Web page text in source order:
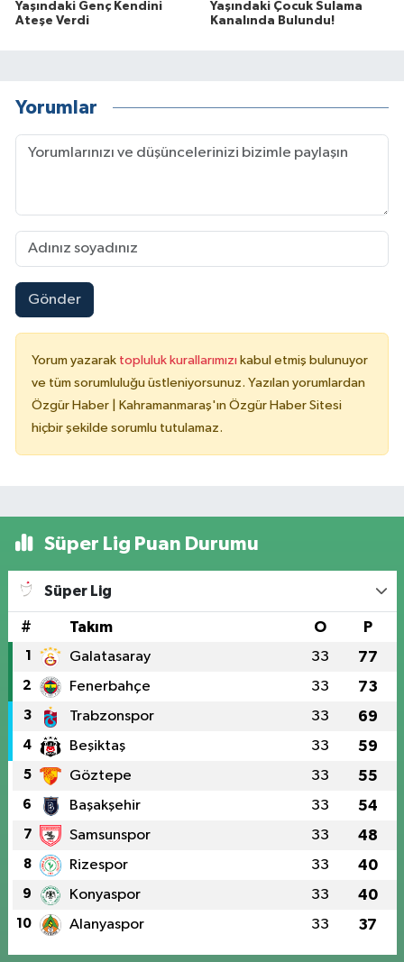
Yaşındaki Genç Kendini
Ateşe Verdi
Yaşındaki Çocuk Sulama
Kanalında Bulundu!
Yorumlar
Gönder
Yorum yazarak topluluk kurallarımızı kabul etmiş bulunuyor
ve tüm sorumluluğu üstleniyorsunuz. Yazılan yorumlardan
Özgür Haber | Kahramanmaraş'ın Özgür Haber Sitesi
hiçbir şekilde sorumlu tutulamaz.
Süper Lig Puan Durumu
Süper Lig
# Takım O P
1 Galatasaray 33 77
2 Fenerbahçe 33 73
3 Trabzonspor 33 69
4 Beşiktaş 33 59
5 Göztepe 33 55
6 Başakşehir 33 54
7 Samsunspor 33 48
8 Rizespor 33 40
9 Konyaspor 33 40
10 Alanyaspor 33 37